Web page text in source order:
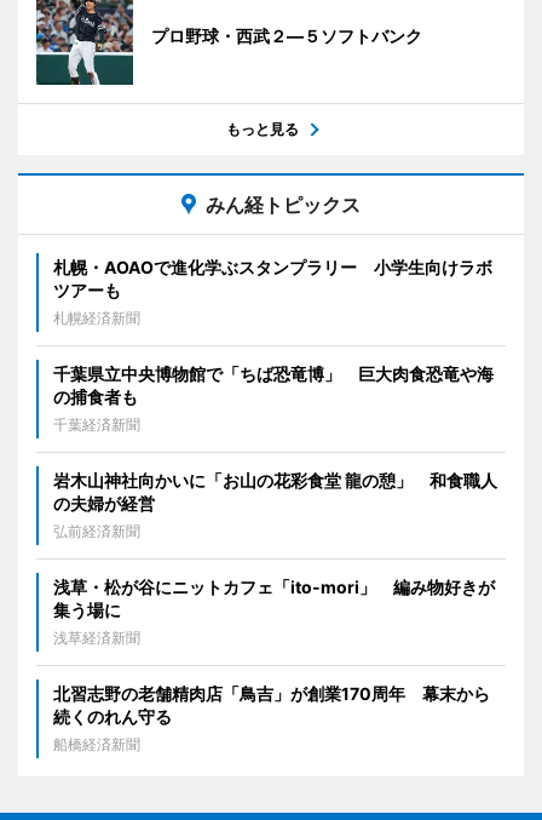
プロ野球・西武２―５ソフトバンク
もっと見る
みん経トピックス
札幌・AOAOで進化学ぶスタンプラリー 小学生向けラボ
ツアーも
札幌経済新聞
千葉県立中央博物館で「ちば恐竜博」 巨大肉食恐竜や海
の捕食者も
千葉経済新聞
岩木山神社向かいに「お山の花彩食堂 龍の憩」 和食職人
の夫婦が経営
弘前経済新聞
浅草・松が谷にニットカフェ「ito-mori」 編み物好きが
集う場に
浅草経済新聞
北習志野の老舗精肉店「鳥吉」が創業170周年 幕末から
続くのれん守る
船橋経済新聞